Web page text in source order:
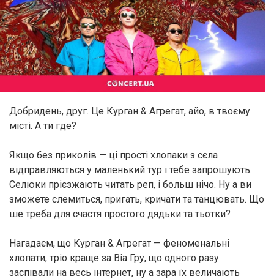
Добридень, друг. Це Курган & Агрегат, айо, в твоєму
місті. А ти где?
Якщо без приколів — ці прості хлопаки з сєла
відправляються у маленький тур і тебе запрошують.
Селюки прієзжають читать реп, і больш нічо. Ну а ви
зможете слемиться, пригать, кричати та танцювать. Що
ше треба для счастя простого дядьки та тьотки?
Нагадаєм, що Курган & Агрегат — феноменальні
хлопати, тріо краще за Віа Гру, що одного разу
заспівали на весь інтернет, ну а зара їх величають